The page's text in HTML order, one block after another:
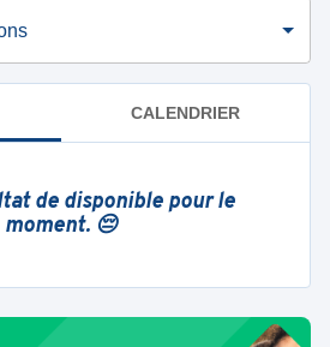
CALENDRIER
de disponible pour le
moment. 😔